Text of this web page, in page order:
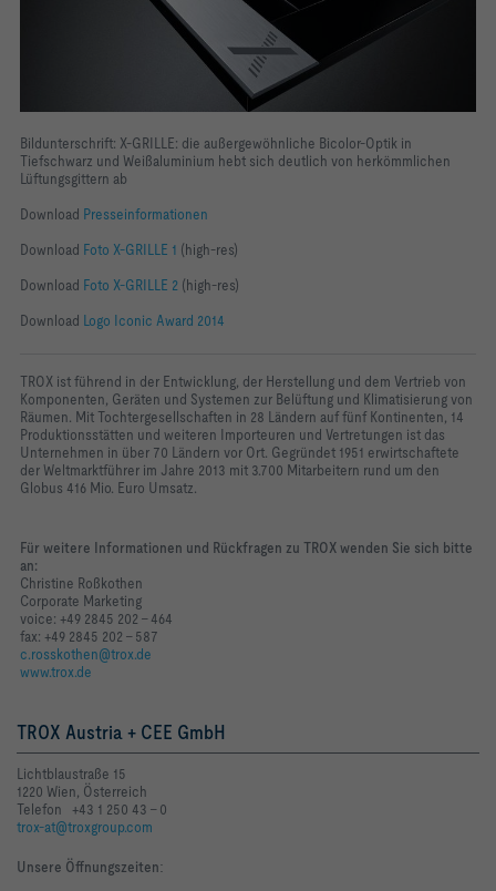
Bildunterschrift: X-GRILLE: die außergewöhnliche Bicolor-Optik in
Tiefschwarz und Weißaluminium hebt sich deutlich von herkömmlichen
Lüftungsgittern ab
Download Presseinformationen
Download Foto X-GRILLE 1 (high-res)
Download Foto X-GRILLE 2 (high-res)
Download Logo Iconic Award 2014
TROX ist führend in der Entwicklung, der Herstellung und dem Vertrieb von
Komponenten, Geräten und Systemen zur Belüftung und Klimatisierung von
Räumen. Mit Tochtergesellschaften in 28 Ländern auf fünf Kontinenten, 14
Produktionsstätten und weiteren Importeuren und Vertretungen ist das
Unternehmen in über 70 Ländern vor Ort. Gegründet 1951 erwirtschaftete
der Weltmarktführer im Jahre 2013 mit 3.700 Mitarbeitern rund um den
Globus 416 Mio. Euro Umsatz.
Für weitere Informationen und Rückfragen zu TROX wenden Sie sich bitte
an:
Christine Roßkothen
Corporate Marketing
voice: +49 2845 202 - 464
fax: +49 2845 202 - 587
c.rosskothen@trox.de
www.trox.de
TROX Austria + CEE GmbH
Lichtblaustraße 15
1220 Wien, Österreich
Telefon +43 1 250 43 - 0
trox-at@troxgroup.com
Unsere Öffnungszeiten: